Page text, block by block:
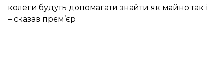
колеги будуть допомагати знайти як майно так
– сказав прем’єр.